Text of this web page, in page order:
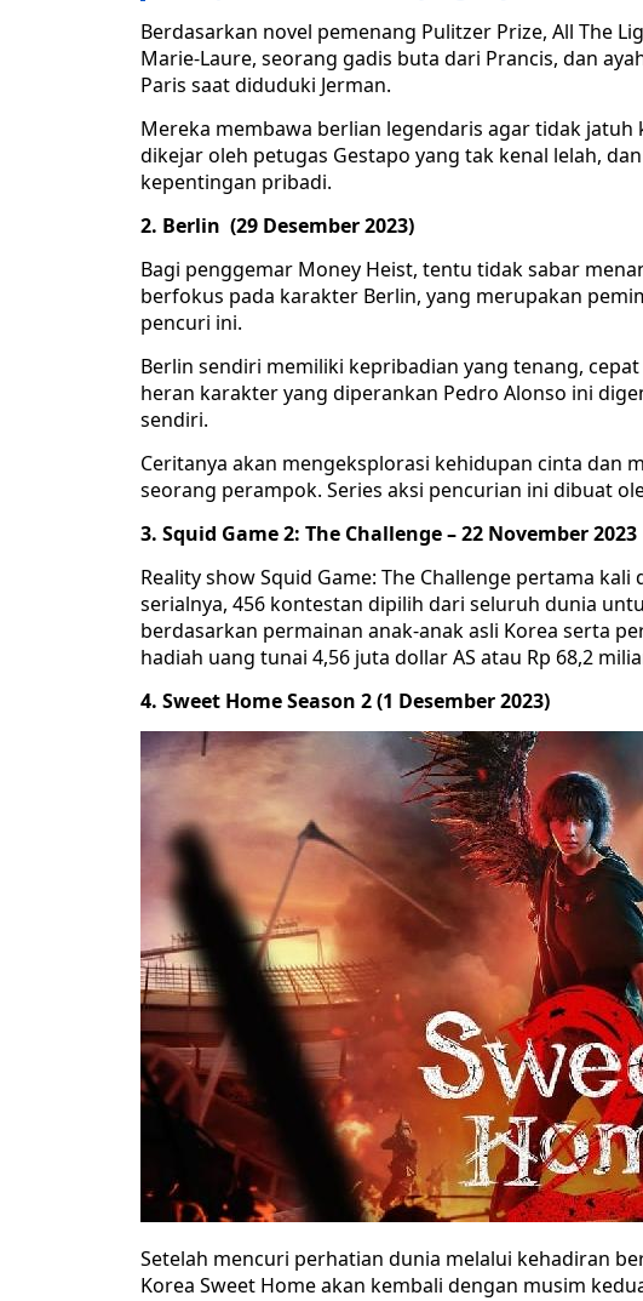
Berdasarkan novel pemenang Pulitzer Prize, All The
Marie-Laure, seorang gadis buta dari Prancis, dan
Paris saat diduduki Jerman.
Mereka membawa berlian legendaris agar tidak jatuh
dikejar oleh petugas Gestapo yang tak kenal lelah,
kepentingan pribadi.
2. Berlin (29 Desember 2023)
Bagi penggemar Money Heist, tentu tidak sabar
berfokus pada karakter Berlin, yang merupakan
pencuri ini.
Berlin sendiri memiliki kepribadian yang tenang,
heran karakter yang diperankan Pedro Alonso ini
sendiri.
Ceritanya akan mengeksplorasi kehidupan cinta dan
seorang perampok. Series aksi pencurian ini dibuat
3. Squid Game 2: The Challenge – 22 November 2023
Reality show Squid Game: The Challenge pertama
serialnya, 456 kontestan dipilih dari seluruh dunia
berdasarkan permainan anak-anak asli Korea serta
hadiah uang tunai 4,56 juta dollar AS atau Rp 68,2
4. Sweet Home Season 2 (1 Desember 2023)
Setelah mencuri perhatian dunia melalui kehadiran
Korea Sweet Home akan kembali dengan musim